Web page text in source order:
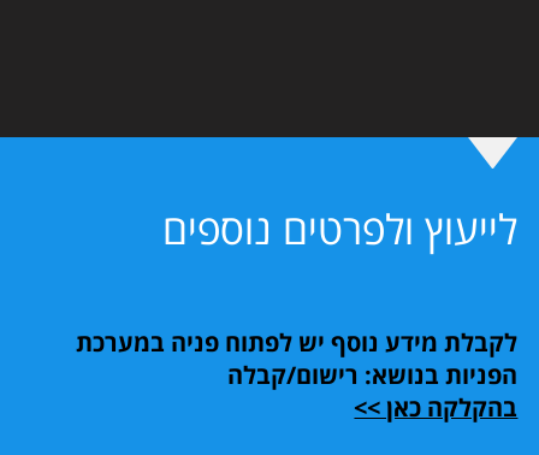
לייעוץ ולפרטים נוספים
לקבלת מידע נוסף יש לפתוח פניה במערכת
הפניות בנושא: רישום/קבלה
בהקלקה כאן >>